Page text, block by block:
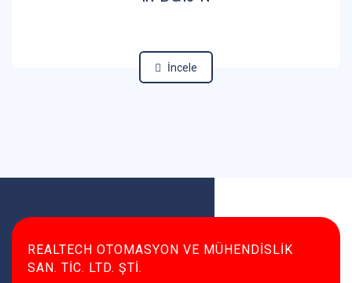
İncele
REALTECH OTOMASYON VE MÜHENDİSLİK
SAN. TİC. LTD. ŞTİ.